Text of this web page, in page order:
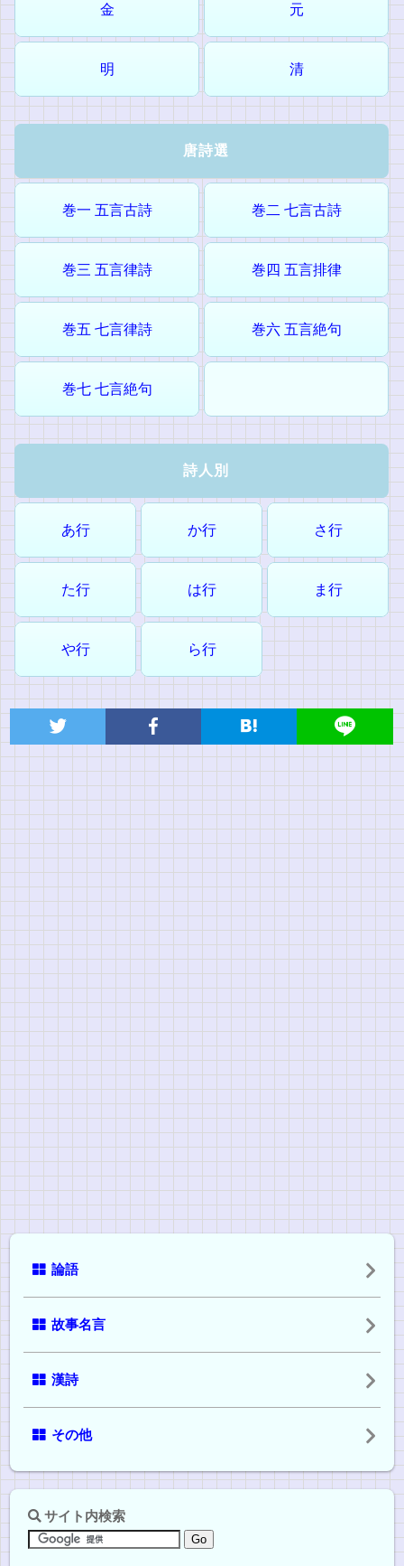
金 元
明 清
唐詩選
巻一 五言古詩 巻二 七言古詩
巻三 五言律詩 巻四 五言排律
巻五 七言律詩 巻六 五言絶句
巻七 七言絶句
詩人別
あ行 か行 さ行
た行 は行 ま行
や行 ら行
論語
故事名言
漢詩
その他
サイト内検索